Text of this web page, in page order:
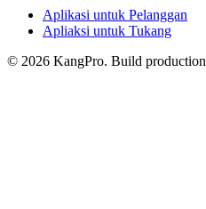
Aplikasi untuk Pelanggan
Apliaksi untuk Tukang
© 2026 KangPro. Build production